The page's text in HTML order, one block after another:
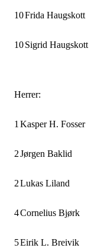
10Frida Haugskott
10Sigrid Haugskott
Herrer:
1 Kasper H. Fosser
2Jørgen Baklid
2Lukas Liland
4Cornelius Bjørk
5Eirik L. Breivik